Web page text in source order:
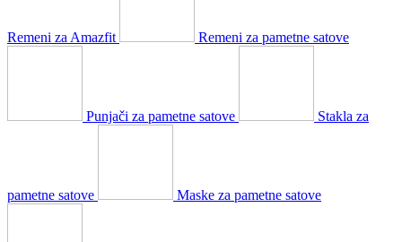
Remeni za Amazfit Remeni za pametne satove
Punjači za pametne satove Stakla za
pametne satove Maske za pametne satove